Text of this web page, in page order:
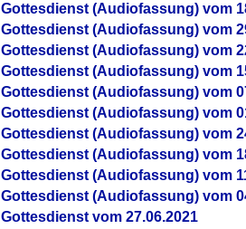
Gottesdienst (Audiofassung) vom
Gottesdienst (Audiofassung) vom
Gottesdienst (Audiofassung) vom
Gottesdienst (Audiofassung) vom
Gottesdienst (Audiofassung) vom
Gottesdienst (Audiofassung) vom
Gottesdienst (Audiofassung) vom
Gottesdienst (Audiofassung) vom
Gottesdienst (Audiofassung) vom
Gottesdienst (Audiofassung) vom
Gottesdienst vom 27.06.2021